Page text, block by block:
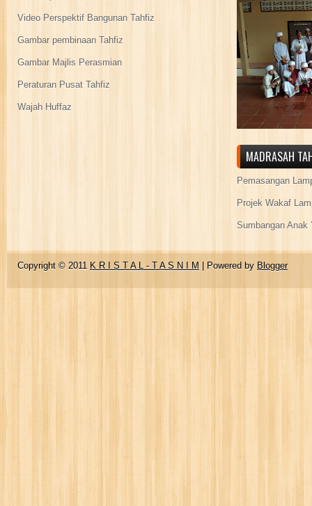
Video Perspektif Bangunan Tahfiz
Gambar pembinaan Tahfiz
Gambar Majlis Perasmian
Peraturan Pusat Tahfiz
Wajah Huffaz
MADRASAH
Pemasangan
Projek Wakaf
Sumbangan Anak
Copyright © 2011 K R I S T A L - T A S N I M | Powered by Blogger